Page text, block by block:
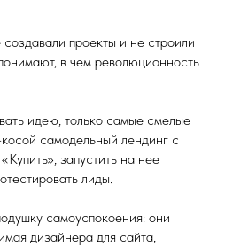
проекты и не строили
в чем революционность
идею, только самые смелые
самодельный лендинг с
запустить на нее
лиды.
самоуспокоения: они
дизайнера для сайта,